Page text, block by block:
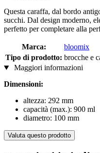
Questa caraffa, dal bordo
succhi. Dal design moderno,
perfetto per completare alla
Marca:
bloomix
Tipo di prodotto: brocche e
Maggiori informazioni
Dimensioni:
altezza: 292 mm
capacità (max.): 900 ml
diametro: 100 mm
Valuta questo prodotto